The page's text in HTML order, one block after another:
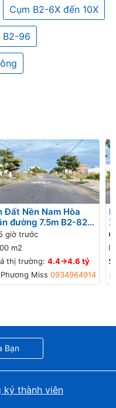
Cụm B2-6X đến 10X
B2-96
Đất Nền Nam Hòa
đường 7.5m B2-82
- Gần Sông
giờ trước
m2
thị trường: 4.4->4.6 tỷ
Phương Missa0934964914
Bạn
ký thành viên